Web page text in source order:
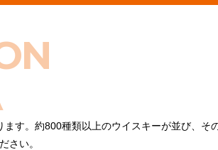
す。約800種類以上のウイスキーが並び、
さい。